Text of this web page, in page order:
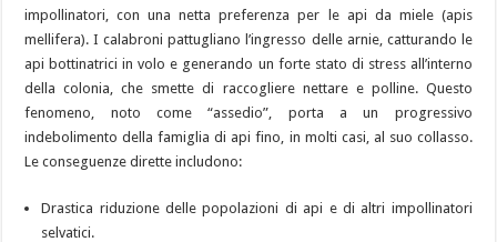
impollinatori, con una netta preferenza per le api da miele (apis
mellifera). I calabroni pattugliano l’ingresso delle arnie, catturando le
api bottinatrici in volo e generando un forte stato di stress all’interno
della colonia, che smette di raccogliere nettare e polline. Questo
fenomeno, noto come “assedio”, porta a un progressivo
indebolimento della famiglia di api fino, in molti casi, al suo collasso.
Le conseguenze dirette includono:
Drastica riduzione delle popolazioni di api e di altri impollinatori
selvatici.